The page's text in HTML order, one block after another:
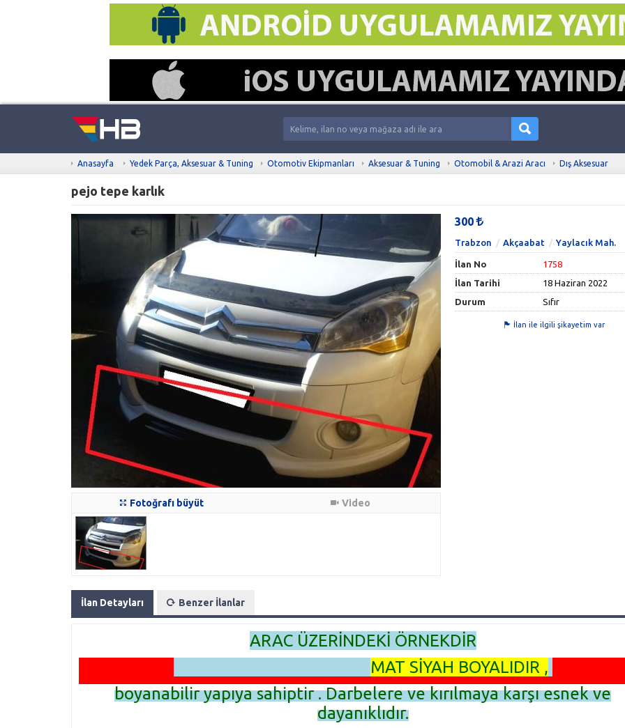
Anasayfa Yedek Parça, Aksesuar & Tuning Otomotiv Ekipmanları Aksesuar & Tuning Otomobil & Arazi Aracı Dış Aksesuar
pejo tepe karlık
Fotoğrafı büyüt Video
300
Trabzon Akçaabat Yaylacık Mah.
İlan No
1758
İlan Tarihi
18 Haziran 2022
Durum
Sıfır
İlan ile ilgili şikayetim var
İlan Detayları Benzer İlanlar
ARAC ÜZERİNDEKİ ÖRNEKDİR
MAT SİYAH BOYALIDIR ,
boyanabilir yapıya sahiptir . Darbelere ve kırılmaya karşı esnek ve
dayanıklıdır.